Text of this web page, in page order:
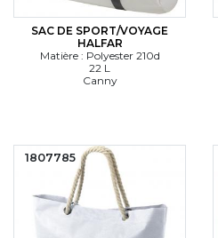
SAC DE SPORT/VOYAGE
HALFAR
Matière : Polyester 210d
22 L
Canny
1807785